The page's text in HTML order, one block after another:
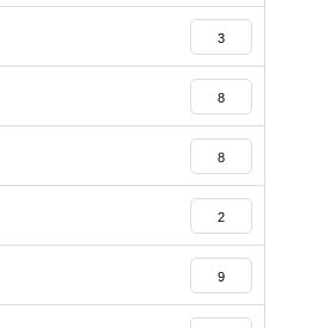
3
8
8
2
9